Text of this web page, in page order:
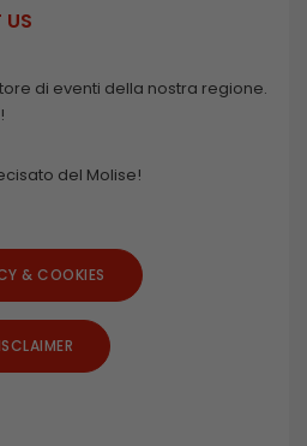
US
di eventi della nostra regione.
del Molise!
& COOKIES